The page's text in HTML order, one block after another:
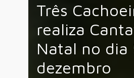
Três
realiza
Natal no dia
dezembro